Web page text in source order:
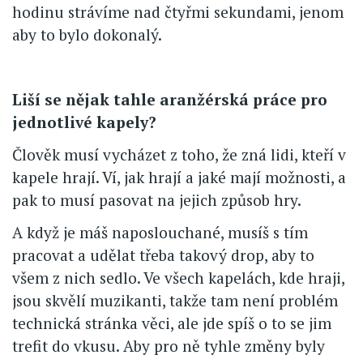
hodinu strávíme nad čtyřmi sekundami, jenom
aby to bylo dokonalý.
Liší se nějak tahle aranžérská práce pro
jednotlivé kapely?
Člověk musí vycházet z toho, že zná lidi, kteří v
kapele hrají. Ví, jak hrají a jaké mají možnosti, a
pak to musí pasovat na jejich způsob hry.
A když je máš naposlouchané, musíš s tím
pracovat a udělat třeba takový drop, aby to
všem z nich sedlo. Ve všech kapelách, kde hraji,
jsou skvělí muzikanti, takže tam není problém
technická stránka věci, ale jde spíš o to se jim
trefit do vkusu. Aby pro ně tyhle změny byly